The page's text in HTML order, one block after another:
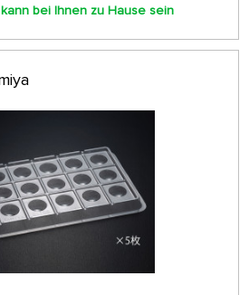
bei Ihnen zu Hause sein